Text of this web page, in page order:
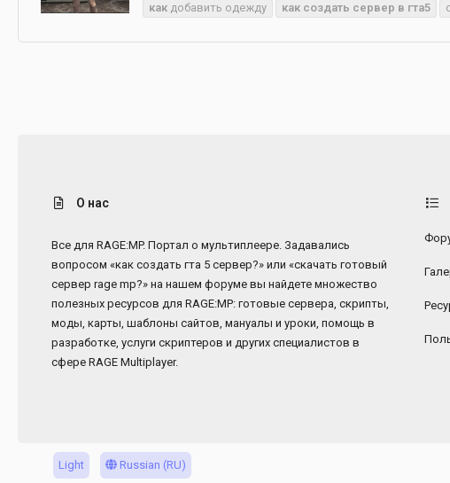
как добавить одежду как создать сервер в гта5
О нас
Все для RAGE:MP. Портал о мультиплеере. Задавались
вопросом «как создать гта 5 сервер?» или «скачать готовый
сервер rage mp?» на нашем форуме вы найдете множество
полезных ресурсов для RAGE:MP: готовые сервера, скрипты,
моды, карты, шаблоны сайтов, мануалы и уроки, помощь в
разработке, услуги скриптеров и других специалистов в
сфере RAGE Multiplayer.
Light Russian (RU)